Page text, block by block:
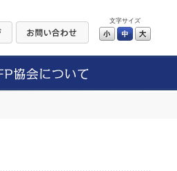
文字サイズ
小 中